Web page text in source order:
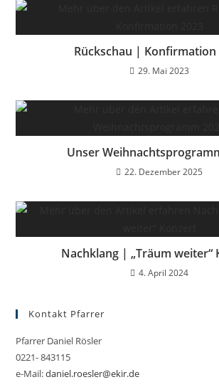
Rückschau | Konfirmation
29. Mai 2023
Unser
22. Dezember 2025
Nachklang | „Träum weiter“
4. April 2024
Kontakt Pfarrer
Pfarrer Daniel Rösler
0221- 843115
e-Mail:daniel.roesler@ekir.de